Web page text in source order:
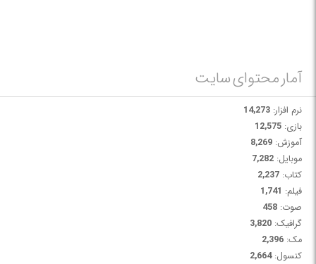
آمار محتوای سایت
نرم افزار: 14,273
بازی: 12,575
آموزش: 8,269
موبایل: 7,282
کتاب: 2,237
فیلم: 1,741
صوت: 458
گرافیک: 3,820
مک: 2,396
کنسول:2,664